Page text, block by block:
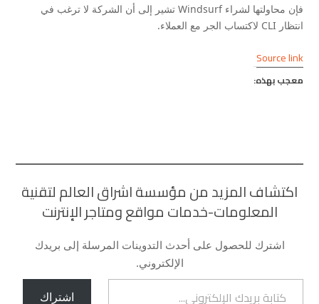
فإن محاولتها لشراء Windsurf تشير إلى أن الشركة لا ترغب في
انتظار CLI لاكتساب الجر مع العملاء.
Source link
معجب بهذه:
اكتشاف المزيد من مؤسسة اشراق العالم لتقنية
المعلومات-خدمات مواقع ومتاجر الإنترنت
اشترك للحصول على أحدث التدوينات المرسلة إلى بريدك
الإلكتروني.
كتابة بريدك الإلكتروني...
اشتراك